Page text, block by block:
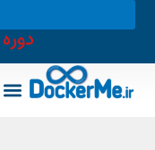
پرش
دوره